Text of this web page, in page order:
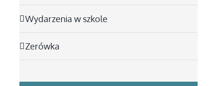
Wydarzenia w szkole
Zerówka